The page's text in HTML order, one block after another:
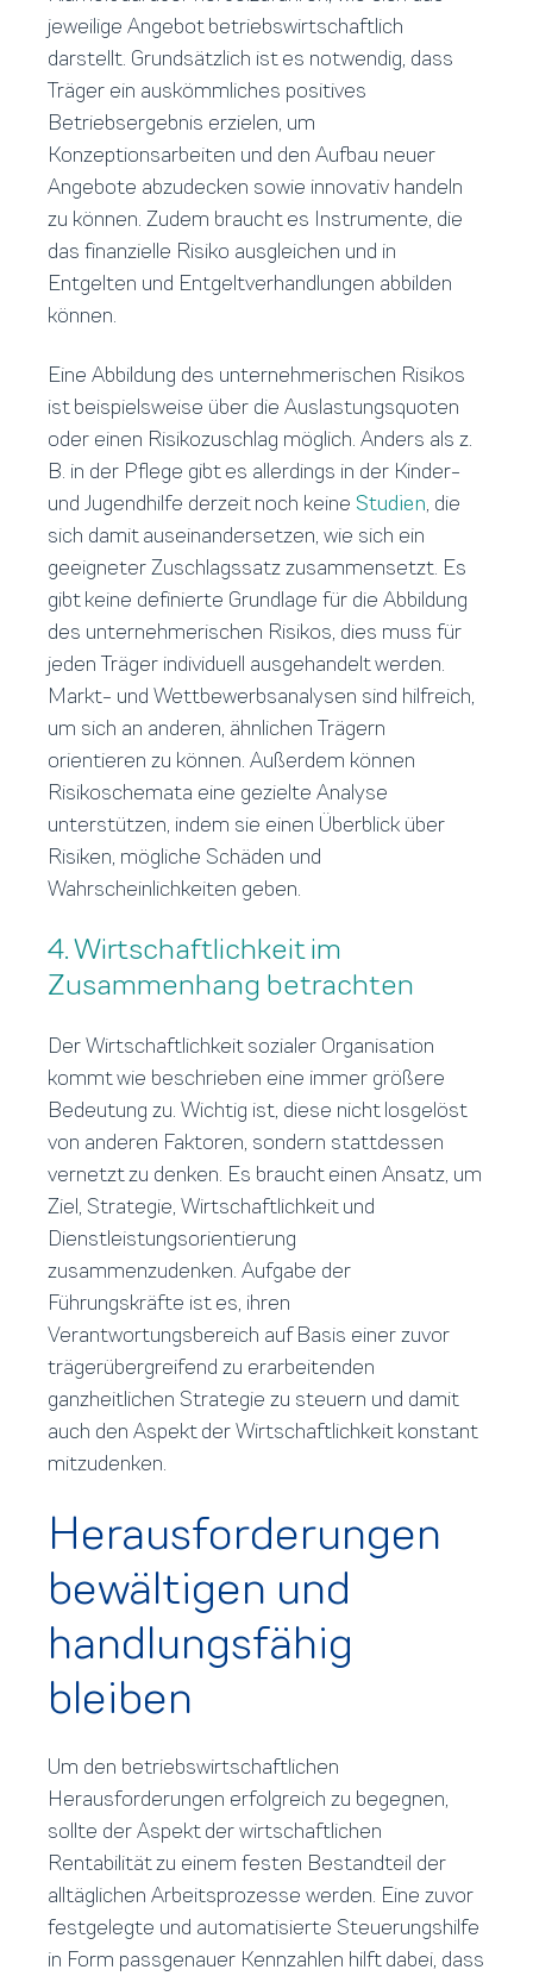
jeweilige Angebot betriebswirtschaftlich
darstellt. Grundsätzlich ist es notwendig, dass
Träger ein auskömmliches positives
Betriebsergebnis erzielen, um
Konzeptionsarbeiten und den Aufbau neuer
Angebote abzudecken sowie innovativ handeln
zu können. Zudem braucht es Instrumente, die
das finanzielle Risiko ausgleichen und in
Entgelten und Entgeltverhandlungen abbilden
können.
Eine Abbildung des unternehmerischen Risikos
ist beispielsweise über die Auslastungsquoten
oder einen Risikozuschlag möglich. Anders als z.
B. in der Pflege gibt es allerdings in der Kinder-
und Jugendhilfe derzeit noch keine Studien, die
sich damit auseinandersetzen, wie sich ein
geeigneter Zuschlagssatz zusammensetzt. Es
gibt keine definierte Grundlage für die Abbildung
des unternehmerischen Risikos, dies muss für
jeden Träger individuell ausgehandelt werden.
Markt- und Wettbewerbsanalysen sind hilfreich,
um sich an anderen, ähnlichen Trägern
orientieren zu können. Außerdem können
Risikoschemata eine gezielte Analyse
unterstützen, indem sie einen Überblick über
Risiken, mögliche Schäden und
Wahrscheinlichkeiten geben.
4. Wirtschaftlichkeit im
Zusammenhang betrachten
Der Wirtschaftlichkeit sozialer Organisation
kommt wie beschrieben eine immer größere
Bedeutung zu. Wichtig ist, diese nicht losgelöst
von anderen Faktoren, sondern stattdessen
vernetzt zu denken. Es braucht einen Ansatz, um
Ziel, Strategie, Wirtschaftlichkeit und
Dienstleistungsorientierung
zusammenzudenken. Aufgabe der
Führungskräfte ist es, ihren
Verantwortungsbereich auf Basis einer zuvor
trägerübergreifend zu erarbeitenden
ganzheitlichen Strategie zu steuern und damit
auch den Aspekt der Wirtschaftlichkeit konstant
mitzudenken.
Herausforderungen
bewältigen und
handlungsfähig
bleiben
Um den betriebswirtschaftlichen
Herausforderungen erfolgreich zu begegnen,
sollte der Aspekt der wirtschaftlichen
Rentabilität zu einem festen Bestandteil der
alltäglichen Arbeitsprozesse werden. Eine zuvor
festgelegte und automatisierte Steuerungshilfe
in Form passgenauer Kennzahlen hilft dabei, dass